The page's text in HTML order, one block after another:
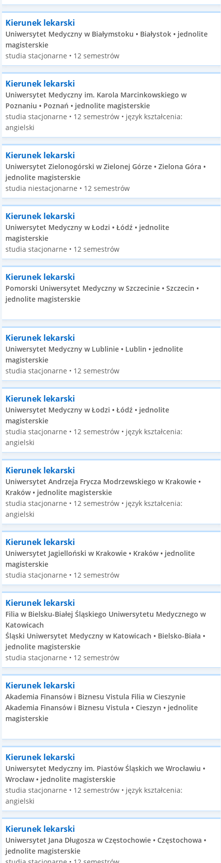
Kierunek lekarski
Uniwersytet Medyczny w Białymstoku • Białystok • jednolite
magisterskie
studia stacjonarne • 12 semestrów
Kierunek lekarski
Uniwersytet Medyczny im. Karola Marcinkowskiego w
Poznaniu • Poznań • jednolite magisterskie
studia stacjonarne • 12 semestrów • język kształcenia:
angielski
Kierunek lekarski
Uniwersytet Zielonogórski w Zielonej Górze • Zielona Góra •
jednolite magisterskie
studia niestacjonarne • 12 semestrów
Kierunek lekarski
Uniwersytet Medyczny w Łodzi • Łódź • jednolite
magisterskie
studia stacjonarne • 12 semestrów
Kierunek lekarski
Pomorski Uniwersytet Medyczny w Szczecinie • Szczecin •
jednolite magisterskie
Kierunek lekarski
Uniwersytet Medyczny w Lublinie • Lublin • jednolite
magisterskie
studia stacjonarne • 12 semestrów
Kierunek lekarski
Uniwersytet Medyczny w Łodzi • Łódź • jednolite
magisterskie
studia stacjonarne • 12 semestrów • język kształcenia:
angielski
Kierunek lekarski
Uniwersytet Andrzeja Frycza Modrzewskiego w Krakowie •
Kraków • jednolite magisterskie
studia stacjonarne • 12 semestrów • język kształcenia:
angielski
Kierunek lekarski
Uniwersytet Jagielloński w Krakowie • Kraków • jednolite
magisterskie
studia stacjonarne • 12 semestrów
Kierunek lekarski
Filia w Bielsku-Białej Śląskiego Uniwersytetu Medycznego w
Katowicach
Śląski Uniwersytet Medyczny w Katowicach • Bielsko-Biała •
jednolite magisterskie
studia stacjonarne • 12 semestrów
Kierunek lekarski
Akademia Finansów i Biznesu Vistula Filia w Cieszynie
Akademia Finansów i Biznesu Vistula • Cieszyn • jednolite
magisterskie
Kierunek lekarski
Uniwersytet Medyczny im. Piastów Śląskich we Wrocławiu •
Wrocław • jednolite magisterskie
studia stacjonarne • 12 semestrów • język kształcenia:
angielski
Kierunek lekarski
Uniwersytet Jana Długosza w Częstochowie • Częstochowa •
jednolite magisterskie